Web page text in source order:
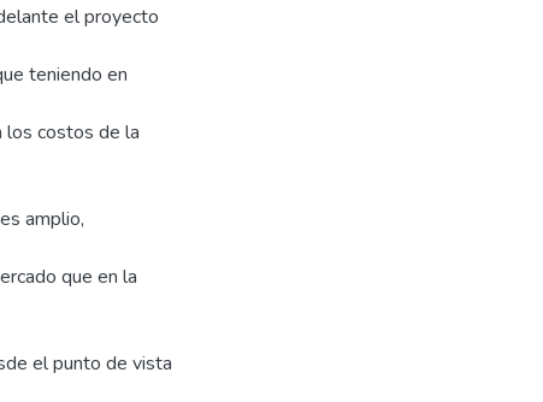
el proyecto
teniendo en
los costos de la
amplio,
que en la
el punto de vista